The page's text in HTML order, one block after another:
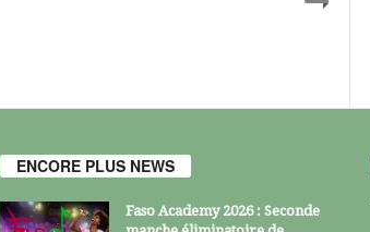
ENCORE PLUS NEWS
Faso Academy 2026 : Seconde